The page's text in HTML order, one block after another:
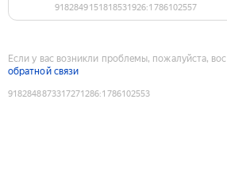
Если у вас возникли проблемы, пожалуйста,
обратной связи
9182848873317271286:1786102553